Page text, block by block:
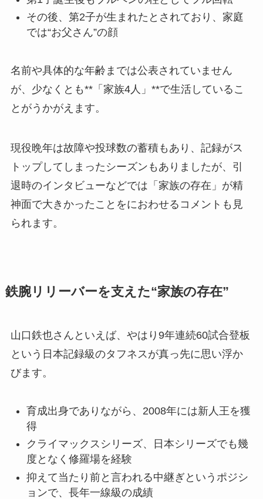
その後、第2子が生まれたとされており、家庭
では“お父さん”の顔
名前や具体的な年齢までは公表されていません
が、少なくとも**「家族4人」**で生活しているこ
とがうかがえます。
現役晩年は故障や投球数の蓄積もあり、記録がス
トップしてしまったシーズンもありましたが、引
退時のインタビューなどでは「家族の存在」が精
神面で大きかったことをにおわせるコメントも見
られます。
鉄腕リリーバーを支えた“家族の存在”
山口鉄也さんといえば、やはり9年連続60試合登板
という日本記録級のタフネスが真っ先に思い浮か
びます。
育成出身でありながら、2008年には新人王を獲
得
クライマックスシリーズ、日本シリーズでも幾
度となく修羅場を経験
抑えて当たり前と言われる中継ぎというポジシ
ョンで、長年一線級の成績